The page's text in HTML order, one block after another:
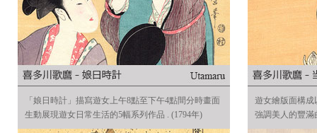
「娘日時計」描寫遊女上午8點至下午4點間分時畫面
生動展現遊女日常生活的5幅系列作品 . (1794年)
遊女繪版面構成
強調美人的豐滿